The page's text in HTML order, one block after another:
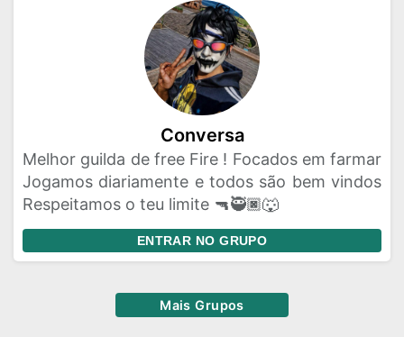
Conversa
Melhor guilda de free Fire ! Focados em farmar
Jogamos diariamente e todos são bem vindos
Respeitamos o teu limite 🔫🥷🏿🐺
ENTRAR NO GRUPO
Mais Grupos